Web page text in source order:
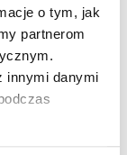
o tym, jak
partnerom
innymi danymi
รง 888pg